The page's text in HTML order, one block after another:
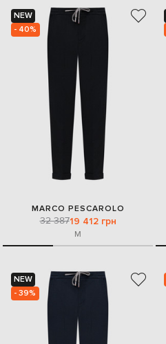
NEW
- 40%
MARCO PESCAROLO
32 38719 412 грн
M
NEW
- 39%